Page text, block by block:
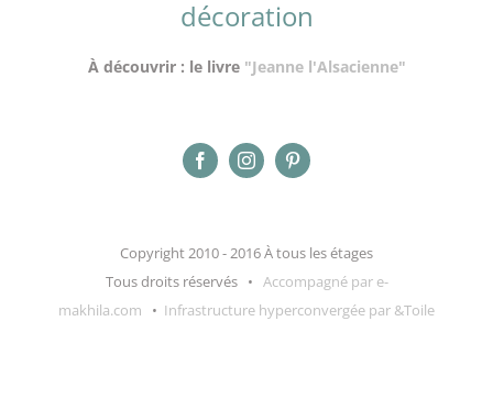
décoration
À découvrir : le livre "Jeanne l'Alsacienne"
Copyright 2010 - 2016 À tous les étages
Tous droits réservés • Accompagné par e-
makhila.com • Infrastructure hyperconvergée par &Toile